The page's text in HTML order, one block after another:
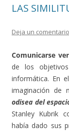
LAS
Deja un comentario
Comunicarse
de los
informática. En
imaginación de
odisea del
Stanley Kubrik
había dado sus